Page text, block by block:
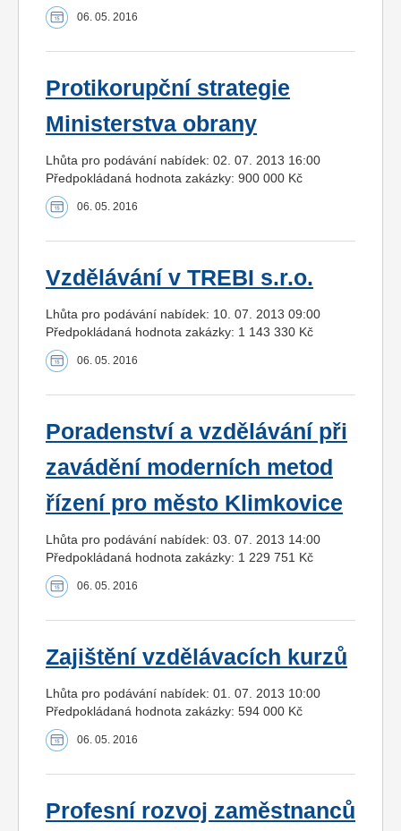
06. 05. 2016
Protikorupční strategie
Ministerstva obrany
Lhůta pro podávání nabídek: 02. 07. 2013 16:00
Předpokládaná hodnota zakázky: 900 000 Kč
06. 05. 2016
Vzdělávání v TREBI s.r.o.
Lhůta pro podávání nabídek: 10. 07. 2013 09:00
Předpokládaná hodnota zakázky: 1 143 330 Kč
06. 05. 2016
Poradenství a vzdělávání při
zavádění moderních metod
řízení pro město Klimkovice
Lhůta pro podávání nabídek: 03. 07. 2013 14:00
Předpokládaná hodnota zakázky: 1 229 751 Kč
06. 05. 2016
Zajištění vzdělávacích kurzů
Lhůta pro podávání nabídek: 01. 07. 2013 10:00
Předpokládaná hodnota zakázky: 594 000 Kč
06. 05. 2016
Profesní rozvoj zaměstnanců